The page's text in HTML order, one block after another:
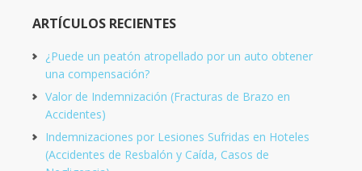
ARTÍCULOS RECIENTES
¿Puede un peatón atropellado por un auto obtener
una compensación?
Valor de Indemnización (Fracturas de Brazo en
Accidentes)
Indemnizaciones por Lesiones Sufridas en Hoteles
(Accidentes de Resbalón y Caída, Casos de